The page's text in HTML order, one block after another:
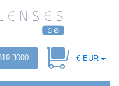
3000 € EUR